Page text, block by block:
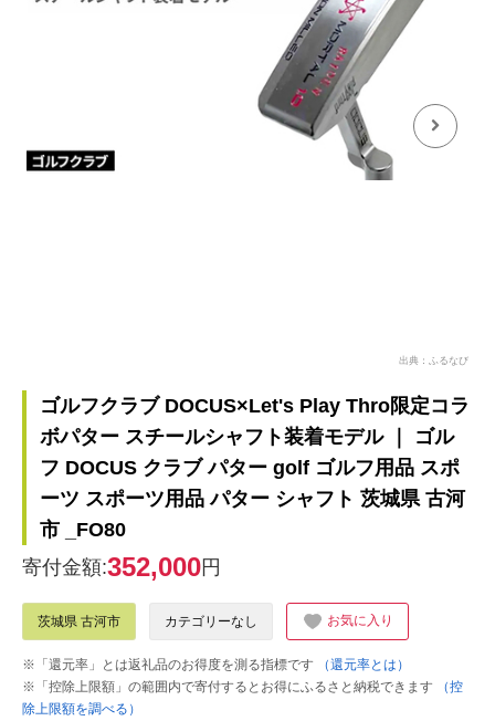
出典：ふるなび
ゴルフクラブ DOCUS×Let's Play Thro限定コラ
ボパター スチールシャフト装着モデル ｜ ゴル
フ DOCUS クラブ パター golf ゴルフ用品 スポ
ーツ スポーツ用品 パター シャフト 茨城県 古河
市 _FO80
寄付金額:352,000円
茨城県 古河市 カテゴリーなし お気に入り
※「還元率」とは返礼品のお得度を測る指標です
（還元率とは）
※「控除上限額」の範囲内で寄付するとお得にふるさと納税できます
（控
除上限額を調べる）